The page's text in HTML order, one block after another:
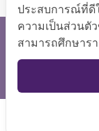
สงวน
แสด
ประสบการณ์ที่ดี
ความเป็นส่วน
สามารถศึกษาร